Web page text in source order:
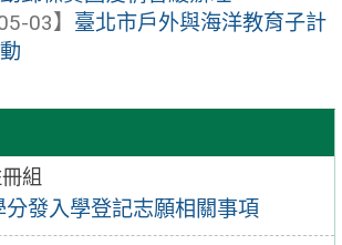
組
發入學登記志願相關事項
03】 臺北市戶外與海洋教育子計